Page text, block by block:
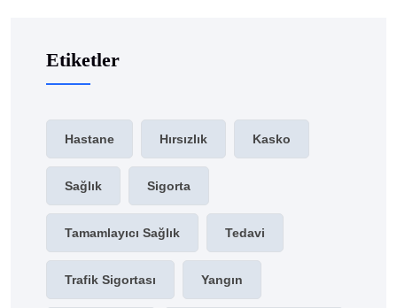
Etiketler
Hastane Hırsızlık Kasko
Sağlık Sigorta
Tamamlayıcı Sağlık Tedavi
Trafik Sigortası Yangın